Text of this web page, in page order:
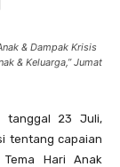
& Dampak Krisis
& Keluarga,” Jumat
tanggal 23 Juli,
tentang capaian
Hari Anak